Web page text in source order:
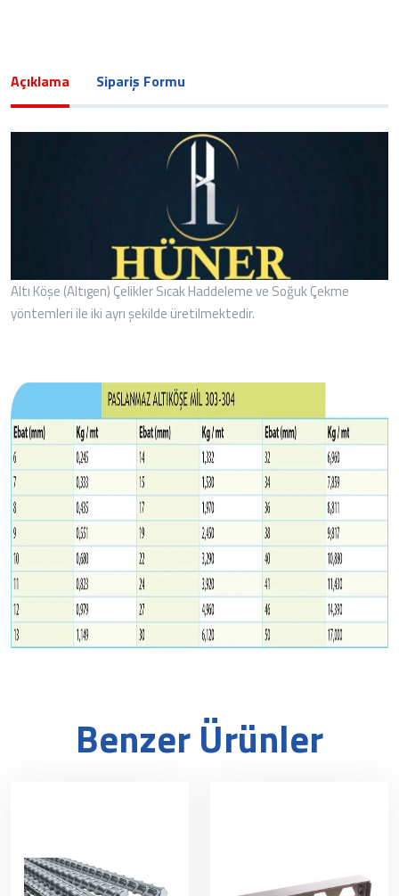
Açıklama Sipariş Formu
Altı Köşe (Altıgen) Çelikler Sıcak Haddeleme ve Soğuk Çekme
yöntemleri ile iki ayrı şekilde üretilmektedir.
Benzer Ürünler